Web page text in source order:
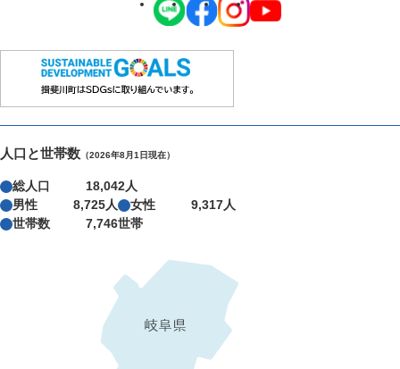
人口と世帯数 （2026年8月1日現在）
総人口
18,042人
男性
8,725人 女性
9,317人
世帯数
7,746世帯